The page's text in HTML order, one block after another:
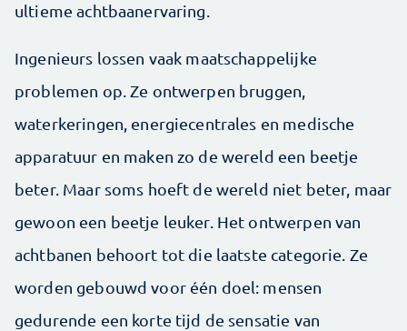
ultieme achtbaanervaring.
Ingenieurs lossen vaak maatschappelijke
problemen op. Ze ontwerpen bruggen,
waterkeringen, energiecentrales en medische
apparatuur en maken zo de wereld een beetje
beter. Maar soms hoeft de wereld niet beter, maar
gewoon een beetje leuker. Het ontwerpen van
achtbanen behoort tot die laatste categorie. Ze
worden gebouwd voor één doel: mensen
gedurende een korte tijd de sensatie van